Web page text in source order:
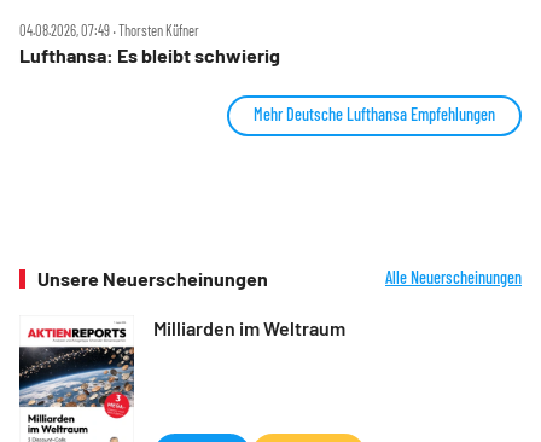
04.08.2026, 07:49 ‧ Thorsten Küfner
Lufthansa: Es bleibt schwierig
Mehr Deutsche Lufthansa Empfehlungen
Unsere Neuerscheinungen Alle Neuerscheinungen
Milliarden im Weltraum